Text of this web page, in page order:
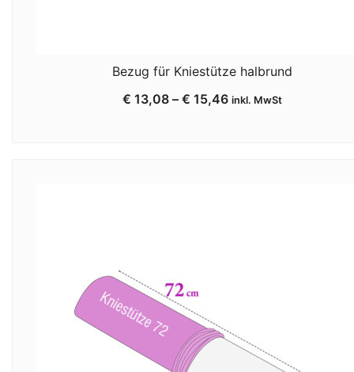
Bezug für Kniestütze halbrund
€ 13,08 – € 15,46 inkl. MwSt